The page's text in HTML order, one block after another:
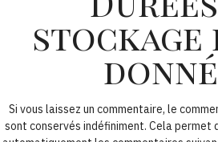
stockage
Si vous laissez un commentaire, le
sont conservés indéfiniment. Cela